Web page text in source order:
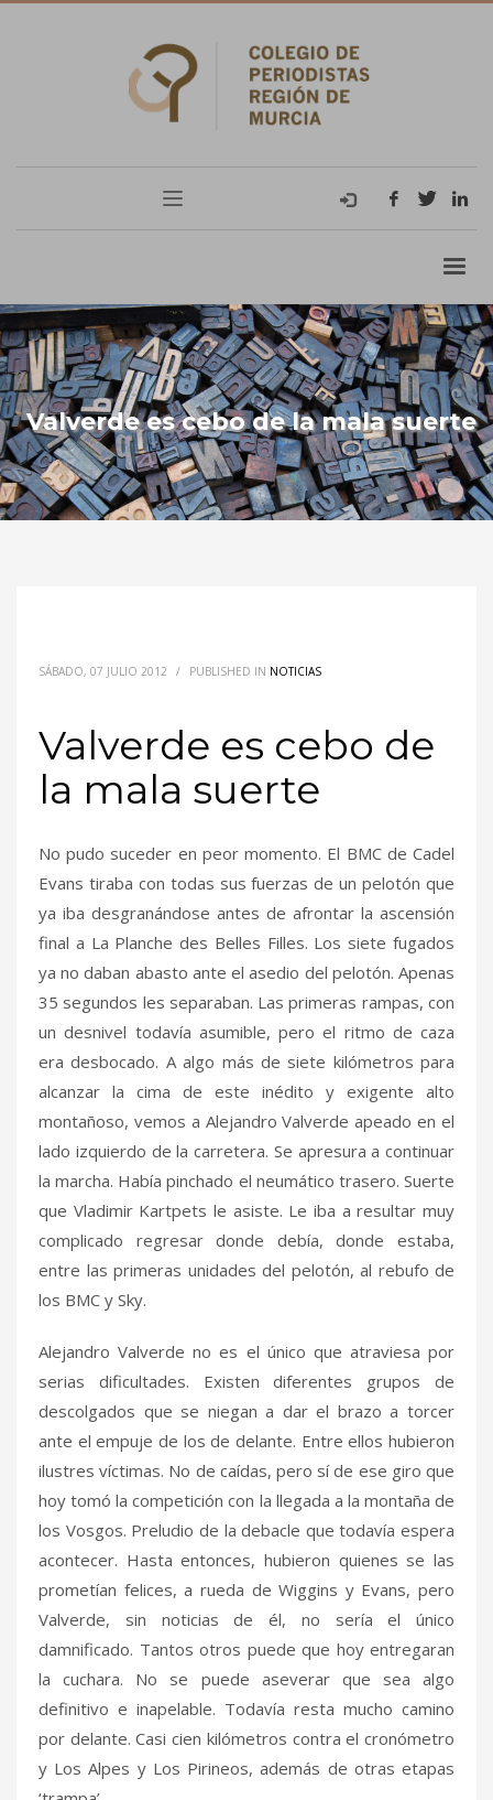
Valverde es cebo de la mala suerte
SÁBADO, 07 JULIO 2012 / PUBLISHED IN NOTICIAS
Valverde es cebo de
la mala suerte
No pudo suceder en peor momento. El BMC de Cadel
Evans tiraba con todas sus fuerzas de un pelotón que
ya iba desgranándose antes de afrontar la ascensión
final a La Planche des Belles Filles. Los siete fugados
ya no daban abasto ante el asedio del pelotón. Apenas
35 segundos les separaban. Las primeras rampas, con
un desnivel todavía asumible, pero el ritmo de caza
era desbocado. A algo más de siete kilómetros para
alcanzar la cima de este inédito y exigente alto
montañoso, vemos a Alejandro Valverde apeado en el
lado izquierdo de la carretera. Se apresura a continuar
la marcha. Había pinchado el neumático trasero. Suerte
que Vladimir Kartpets le asiste. Le iba a resultar muy
complicado regresar donde debía, donde estaba,
entre las primeras unidades del pelotón, al rebufo de
los BMC y Sky.
Alejandro Valverde no es el único que atraviesa por
serias dificultades. Existen diferentes grupos de
descolgados que se niegan a dar el brazo a torcer
ante el empuje de los de delante. Entre ellos hubieron
ilustres víctimas. No de caídas, pero sí de ese giro que
hoy tomó la competición con la llegada a la montaña de
los Vosgos. Preludio de la debacle que todavía espera
acontecer. Hasta entonces, hubieron quienes se las
prometían felices, a rueda de Wiggins y Evans, pero
Valverde, sin noticias de él, no sería el único
damnificado. Tantos otros puede que hoy entregaran
la cuchara. No se puede aseverar que sea algo
definitivo e inapelable. Todavía resta mucho camino
por delante. Casi cien kilómetros contra el cronómetro
y Los Alpes y Los Pirineos, además de otras etapas